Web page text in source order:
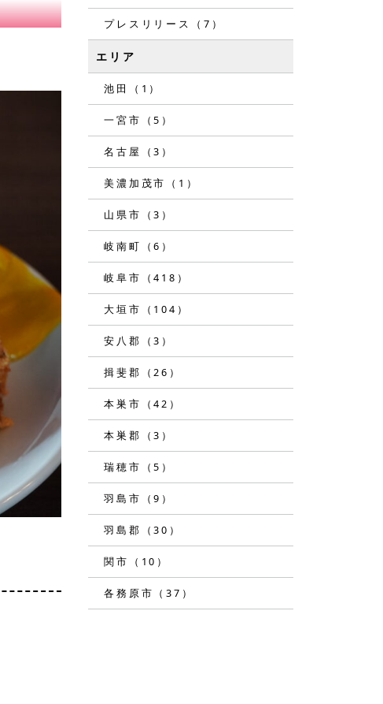
プレスリリース（7）
エリア
池田（1）
一宮市（5）
名古屋（3）
美濃加茂市（1）
山県市（3）
岐南町（6）
岐阜市（418）
大垣市（104）
安八郡（3）
揖斐郡（26）
本巣市（42）
本巣郡（3）
瑞穂市（5）
羽島市（9）
羽島郡（30）
関市（10）
各務原市（37）